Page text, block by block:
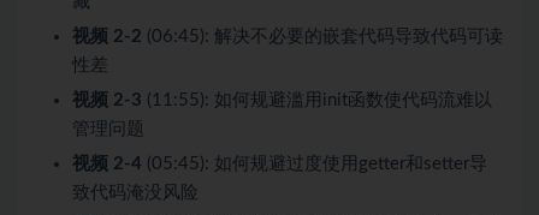
视频 2-2 (06:45): 解决不必要的嵌套代码导致代码可读
性差
视频 2-3 (11:55): 如何规避滥用init函数使代码流难以
管理问题
视频 2-4 (05:45): 如何规避过度使用getter和setter导
致代码淹没风险